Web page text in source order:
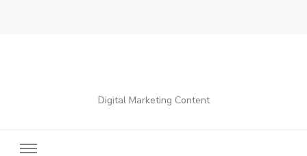
Digital Marketing Content